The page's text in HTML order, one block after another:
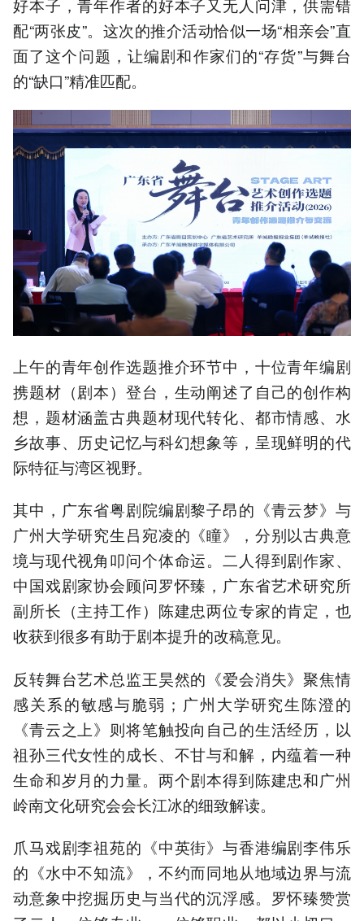
好本子，青年作者的好本子又无人问津，供需错
配“两张皮”。这次的推介活动恰似一场“相亲会”直
面了这个问题，让编剧和作家们的“存货”与舞台
的“缺口”精准匹配。
上午的青年创作选题推介环节中，十位青年编剧
携题材（剧本）登台，生动阐述了自己的创作构
想，题材涵盖古典题材现代转化、都市情感、水
乡故事、历史记忆与科幻想象等，呈现鲜明的代
际特征与湾区视野。
其中，广东省粤剧院编剧黎子昂的《青云梦》与
广州大学研究生吕宛凌的《瞳》，分别以古典意
境与现代视角叩问个体命运。二人得到剧作家、
中国戏剧家协会顾问罗怀臻，广东省艺术研究所
副所长（主持工作）陈建忠两位专家的肯定，也
收获到很多有助于剧本提升的改稿意见。
反转舞台艺术总监王昊然的《爱会消失》聚焦情
感关系的敏感与脆弱；广州大学研究生陈澄的
《青云之上》则将笔触投向自己的生活经历，以
祖孙三代女性的成长、不甘与和解，内蕴着一种
生命和岁月的力量。两个剧本得到陈建忠和广州
岭南文化研究会会长江冰的细致解读。
爪马戏剧李祖苑的《中英街》与香港编剧李伟乐
的《水中不知流》，不约而同地从地域边界与流
动意象中挖掘历史与当代的沉浮感。罗怀臻赞赏